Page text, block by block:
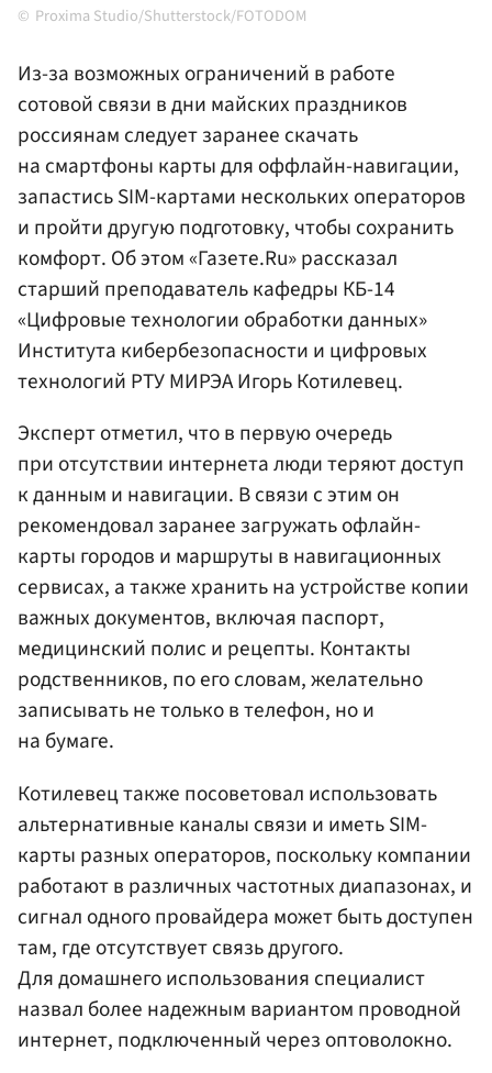
Proxima Studio/Shutterstock/FOTODOM
Из-за возможных ограничений в работе
сотовой связи в дни майских праздников
россиянам следует заранее скачать
на смартфоны карты для оффлайн-навигации,
запастись SIM-картами нескольких операторов
и пройти другую подготовку, чтобы сохранить
комфорт. Об этом «Газете.Ru» рассказал
старший преподаватель кафедры КБ-14
«Цифровые технологии обработки данных»
Института кибербезопасности и цифровых
технологий РТУ МИРЭА Игорь Котилевец.
Эксперт отметил, что в первую очередь
при отсутствии интернета люди теряют доступ
к данным и навигации. В связи с этим он
рекомендовал заранее загружать офлайн-
карты городов и маршруты в навигационных
сервисах, а также хранить на устройстве копии
важных документов, включая паспорт,
медицинский полис и рецепты. Контакты
родственников, по его словам, желательно
записывать не только в телефон, но и
на бумаге.
Котилевец также посоветовал использовать
альтернативные каналы связи и иметь SIM-
карты разных операторов, поскольку компании
работают в различных частотных диапазонах, и
сигнал одного провайдера может быть доступен
там, где отсутствует связь другого.
Для домашнего использования специалист
назвал более надежным вариантом проводной
интернет, подключенный через оптоволокно.